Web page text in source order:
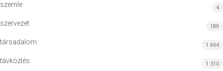
szemle 4
szervezet 189
társadalom 1 964
távközlés 1 310